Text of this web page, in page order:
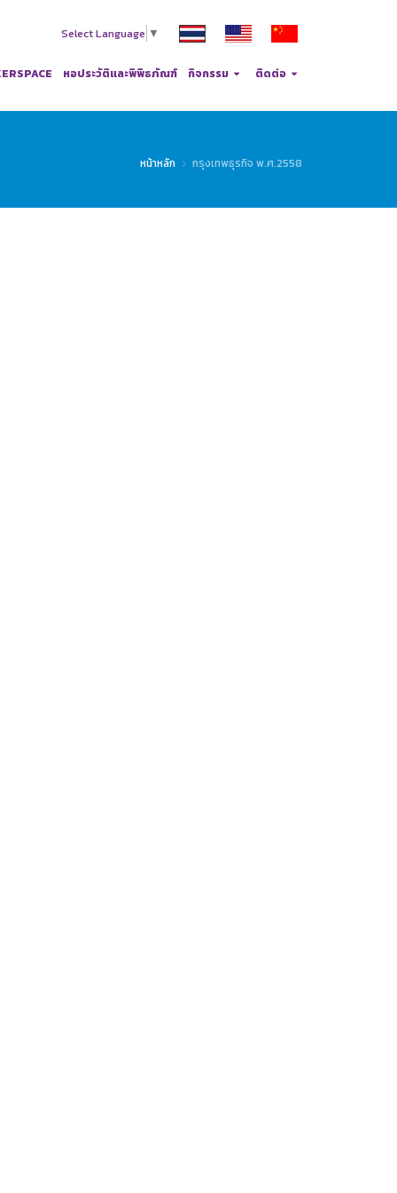
Select Language ▼
หอประวัติและพิพิธภัณฑ์ กิจกรรม ติดต่อ
หน้าหลัก กรุงเทพธุรกิจ พ.ศ.2558